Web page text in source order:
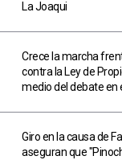
La Joaqui
Crece la marcha
contra la Ley de
medio del debate en
Giro en la causa de
aseguran que